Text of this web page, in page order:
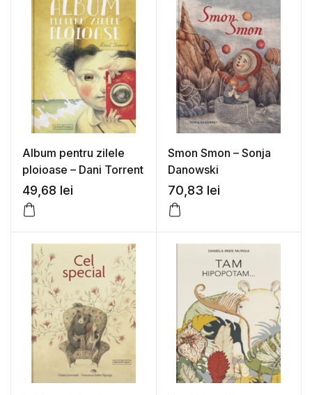
Album pentru zilele
ploioase – Dani Torrent
49,68 lei
Smon Smon – Sonja
Danowski
70,83 lei